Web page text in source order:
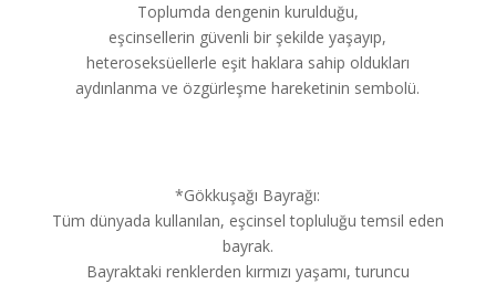
Toplumda dengenin kurulduğu,
eşcinsellerin güvenli bir şekilde yaşayıp,
heteroseksüellerle eşit haklara sahip oldukları
aydınlanma ve özgürleşme hareketinin sembolü.
*Gökkuşağı Bayrağı:
Tüm dünyada kullanılan, eşcinsel topluluğu temsil eden
bayrak.
Bayraktaki renklerden kırmızı yaşamı, turuncu